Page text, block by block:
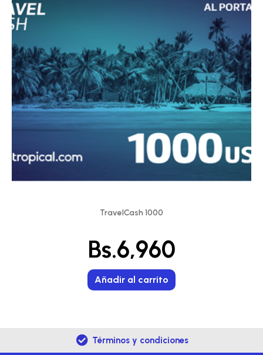
TravelCash 1000
Bs.6,960
Añadir al carrito
Términos y condiciones